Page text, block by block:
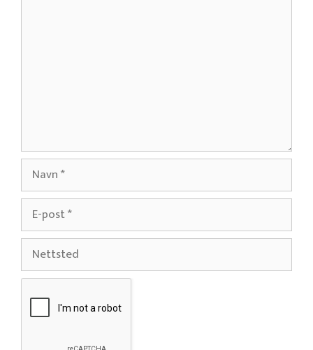
Navn
post
Nettsted